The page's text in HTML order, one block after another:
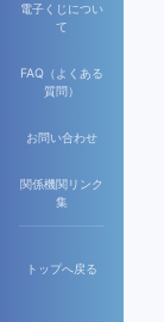
電子くじについ
て
FAQ（よくある
質問）
お問い合わせ
関係機関リンク
集
トップへ戻る